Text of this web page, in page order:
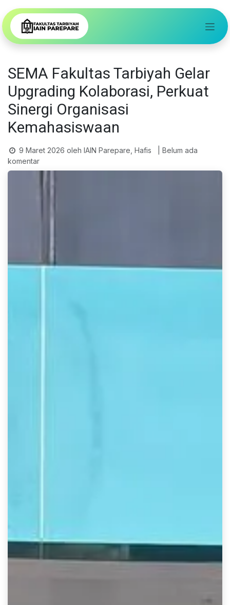
SEMA Fakultas Tarbiyah Gelar
Upgrading Kolaborasi, Perkuat
Sinergi Organisasi
Kemahasiswaan
9 Maret 2026 oleh IAIN Parepare, Hafis
| Belum ada
komentar